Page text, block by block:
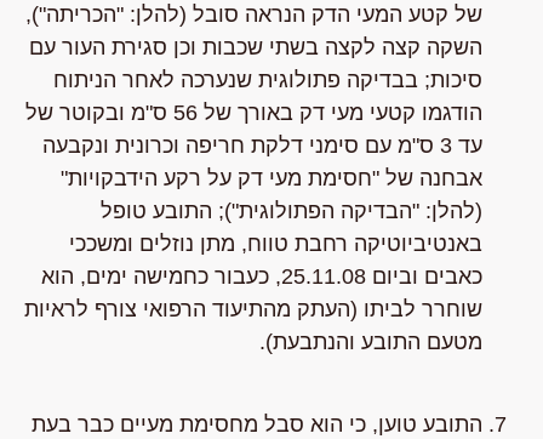
של קטע המעי הדק הנראה סובל (להלן: "הכריתה"),
השקה קצה לקצה בשתי שכבות וכן סגירת העור עם
סיכות; בבדיקה פתולוגית שנערכה לאחר הניתוח
הודגמו קטעי מעי דק באורך של 56 ס"מ ובקוטר של
עד 3 ס"מ עם סימני דלקת חריפה וכרונית ונקבעה
אבחנה של "חסימת מעי דק על רקע הידבקויות"
(להלן: "הבדיקה הפתולוגית"); התובע טופל
באנטיביוטיקה רחבת טווח, מתן נוזלים ומשככי
כאבים וביום 25.11.08, כעבור כחמישה ימים, הוא
שוחרר לביתו (העתק מהתיעוד הרפואי צורף לראיות
מטעם התובע והנתבעת).
התובע טוען, כי הוא סבל מחסימת מעיים כבר בעת